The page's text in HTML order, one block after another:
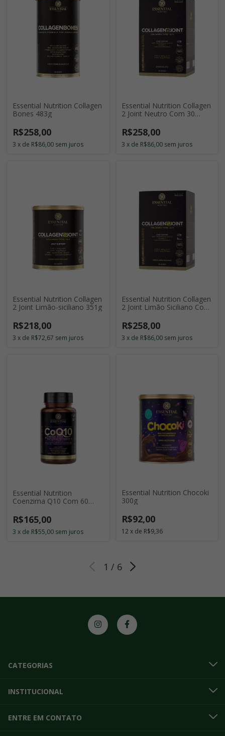
Essential Nutrition Collagen
Bones 483g
R$258,00
3 x de R$86,00 sem juros
Essential Nutrition Collagen
2 Joint Neutro Com 30
R$258,00
3 x de R$86,00 sem juros
Essential Nutrition Collagen
2 Joint Limão-siciliano 351g
R$218,00
3 x de R$72,67 sem juros
Essential Nutrition Collagen
2 Joint Limão Siciliano Com
R$258,00
3 x de R$86,00 sem juros
Essential Nutrition
Coenzima Q10 Com 60
R$165,00
3 x de R$55,00 sem juros
Essential Nutrition Chocoki
300g
R$92,00
12 x de R$9,36
1 / 6
CATEGORIAS
INSTITUCIONAL
ENTRE EM CONTATO